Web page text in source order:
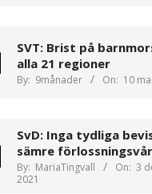
SVT: Brist på
alla 21 regioner
By: 9månader On: 10
SvD: Inga tydliga
sämre
By: MariaTingvall On: 3
2021